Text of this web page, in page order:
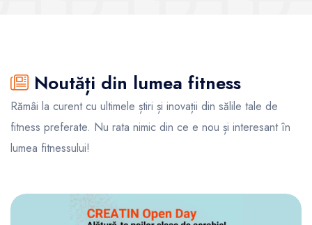
Noutăți din lumea fitness
Rămâi la curent cu ultimele știri și inovații din sălile tale de
fitness preferate. Nu rata nimic din ce e nou și interesant în
lumea fitnessului!